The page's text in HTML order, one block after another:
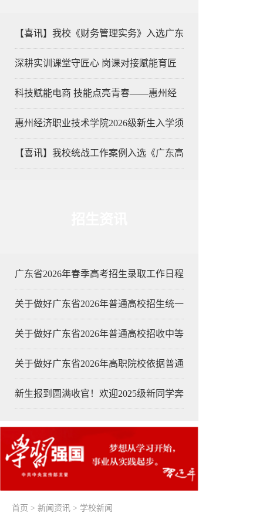
【喜讯】我校《财务管理实务》入选广东
深耕实训课堂守匠心 岗课对接赋能育匠
科技赋能电商 技能点亮青春——惠州经
惠州经济职业技术学院2026级新生入学须
【喜讯】我校统战工作案例入选《广东高
广东省2026年春季高考招生录取工作日程
关于做好广东省2026年普通高校招生统一
关于做好广东省2026年普通高校招收中等
关于做好广东省2026年高职院校依据普通
新生报到圆满收官！欢迎2025级新同学奔
首页 > 新闻资讯 > 学校新闻